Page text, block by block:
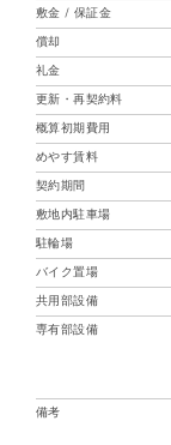
敷金 / 保証金
償却
礼金
更新・再契約料
概算初期費用
めやす賃料
契約期間
敷地内駐車場
駐輪場
バイク置場
共用部設備
専有部設備
備考